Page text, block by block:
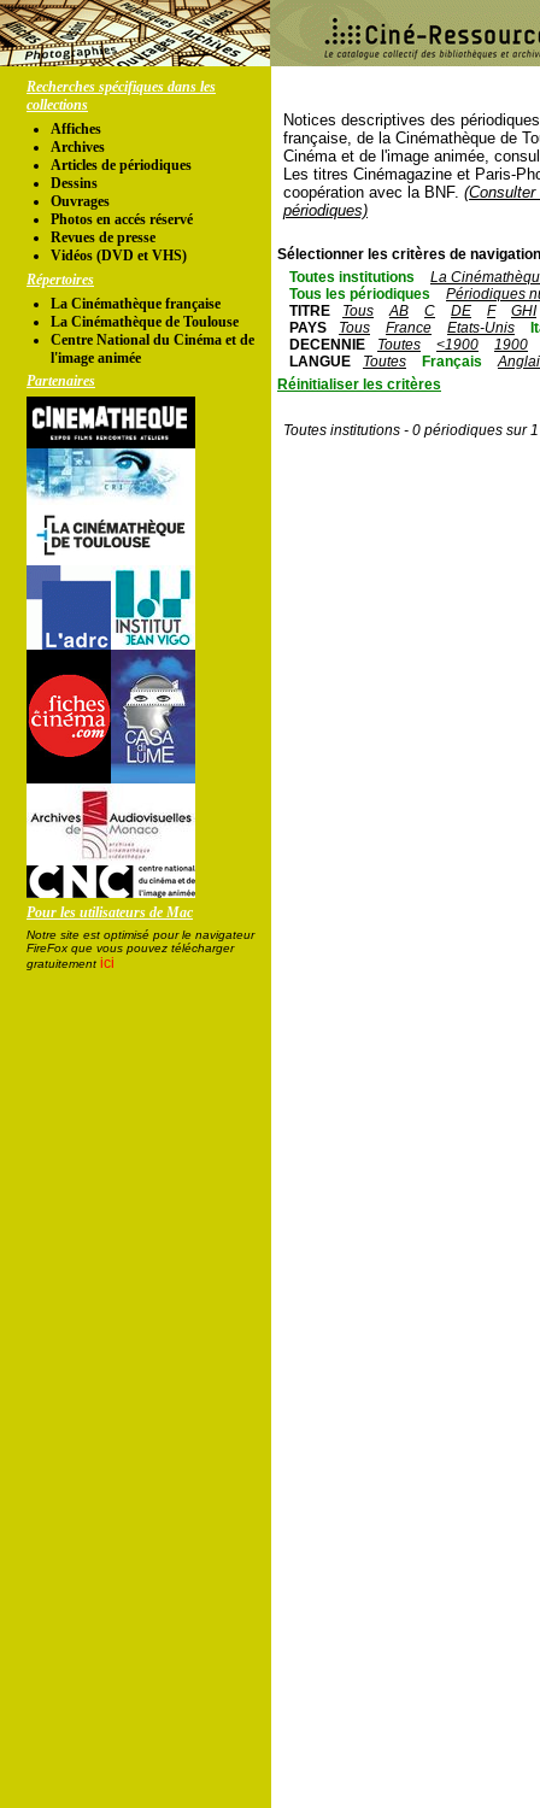
Recherches spécifiques dans les
collections
Affiches
Archives
Articles de périodiques
Dessins
Ouvrages
Photos en accés réservé
Revues de presse
Vidéos (DVD et VHS)
Répertoires
La Cinémathèque française
La Cinémathèque de Toulouse
Centre National du Cinéma et de
l'image animée
Partenaires
Pour les utilisateurs de Mac
Notre site est optimisé pour le navigateur
FireFox que vous pouvez télécharger
gratuitement ici
Notices descriptives des
française, de la Cinémathèque de
Cinéma et de l'image animée,
Les titres Cinémagazine et Paris-
coopération avec la BNF.
périodiques)
Sélectionner les critères de
Toutes institutions
La
Tous les périodiques
Périodiques
TITRE
Tous AB C DE F
GHI
PAYS
Tous France Etats-Unis
DECENNIE
Toutes <1900
1900
LANGUE
Toutes Français
Réinitialiser les critères
Toutes institutions - 0 périodiques sur